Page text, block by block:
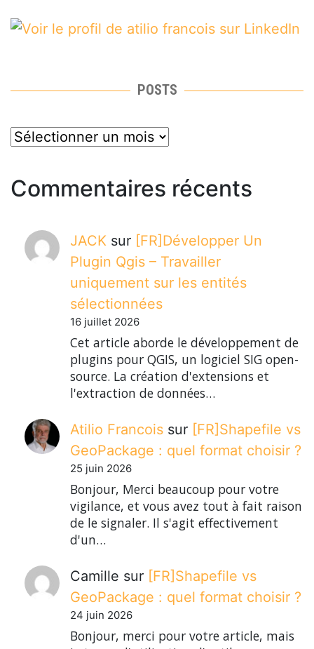
POSTS
posts
Commentaires récents
JACK sur [FR]Développer Un
Plugin Qgis – Travailler
uniquement sur les entités
sélectionnées
16 juillet 2026
Cet article aborde le développement de
plugins pour QGIS, un logiciel SIG open-
source. La création d'extensions et
l'extraction de données…
Atilio Francois sur [FR]Shapefile vs
GeoPackage : quel format choisir ?
25 juin 2026
Bonjour, Merci beaucoup pour votre
vigilance, et vous avez tout à fait raison
de le signaler. Il s'agit effectivement
d'un…
Camille sur [FR]Shapefile vs
GeoPackage : quel format choisir ?
24 juin 2026
Bonjour, merci pour votre article, mais